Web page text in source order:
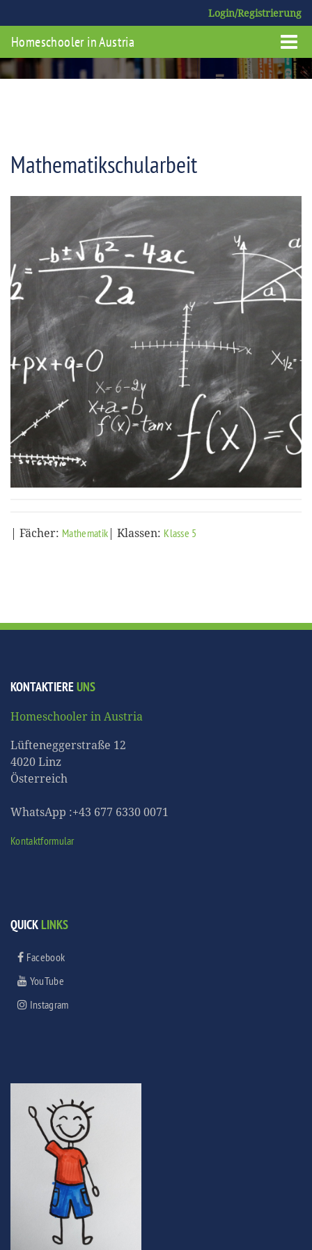
Login/Registrierung
Homeschooler in Austria
Mathematikschularbeit
| Fächer: Mathematik | Klassen: Klasse 5
KONTAKTIEREUNS
Homeschooler in Austria
Lüfteneggerstraße 12
4020 Linz
Österreich
WhatsApp :+43 677 6330 0071
Kontaktformular
QUICKLINKS
Facebook
YouTube
Instagram